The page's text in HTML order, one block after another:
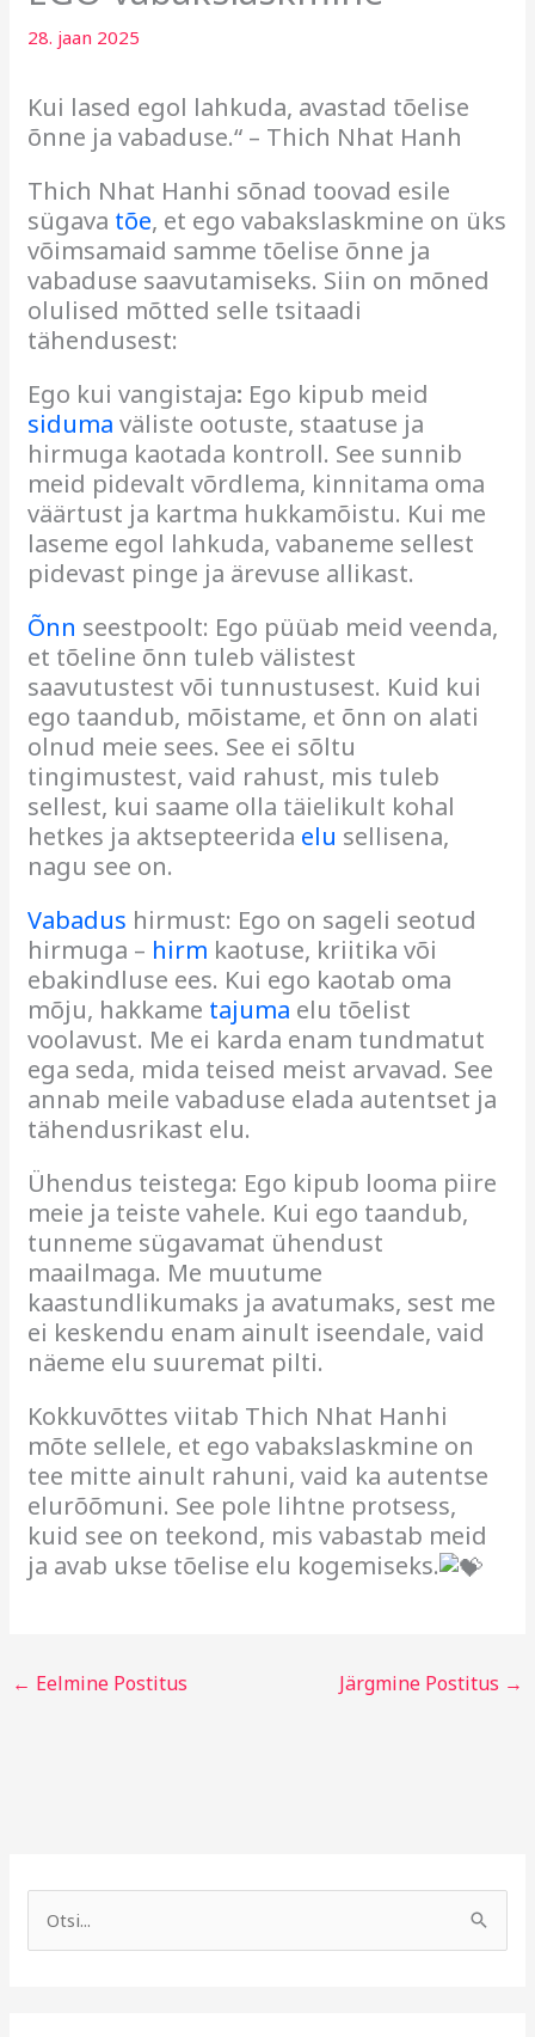
28. jaan 2025
Kui lased egol lahkuda, avastad tõelise
õnne ja vabaduse.“ – Thich Nhat Hanh
Thich Nhat Hanhi sõnad toovad esile
sügava tõe, et ego vabakslaskmine on üks
võimsamaid samme tõelise õnne ja
vabaduse saavutamiseks. Siin on mõned
olulised mõtted selle tsitaadi
tähendusest:
Ego kui vangistaja: Ego kipub meid
siduma väliste ootuste, staatuse ja
hirmuga kaotada kontroll. See sunnib
meid pidevalt võrdlema, kinnitama oma
väärtust ja kartma hukkamõistu. Kui me
laseme egol lahkuda, vabaneme sellest
pidevast pinge ja ärevuse allikast.
Õnn seestpoolt: Ego püüab meid veenda,
et tõeline õnn tuleb välistest
saavutustest või tunnustusest. Kuid kui
ego taandub, mõistame, et õnn on alati
olnud meie sees. See ei sõltu
tingimustest, vaid rahust, mis tuleb
sellest, kui saame olla täielikult kohal
hetkes ja aktsepteerida elu sellisena,
nagu see on.
Vabadus hirmust: Ego on sageli seotud
hirmuga – hirm kaotuse, kriitika või
ebakindluse ees. Kui ego kaotab oma
mõju, hakkame tajuma elu tõelist
voolavust. Me ei karda enam tundmatut
ega seda, mida teised meist arvavad. See
annab meile vabaduse elada autentset ja
tähendusrikast elu.
Ühendus teistega: Ego kipub looma piire
meie ja teiste vahele. Kui ego taandub,
tunneme sügavamat ühendust
maailmaga. Me muutume
kaastundlikumaks ja avatumaks, sest me
ei keskendu enam ainult iseendale, vaid
näeme elu suuremat pilti.
Kokkuvõttes viitab Thich Nhat Hanhi
mõte sellele, et ego vabakslaskmine on
tee mitte ainult rahuni, vaid ka autentse
elurõõmuni. See pole lihtne protsess,
kuid see on teekond, mis vabastab meid
ja avab ukse tõelise elu kogemiseks.
← Eelmine Postitus Järgmine Postitus →